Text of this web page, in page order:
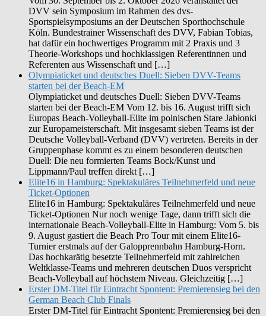
DVV sein Symposium im Rahmen des dvs-
Sportspielsymposiums an der Deutschen Sporthochschule
Köln. Bundestrainer Wissenschaft des DVV, Fabian Tobias,
hat dafür ein hochwertiges Programm mit 2 Praxis und 3
Theorie-Workshops und hochklassigen Referentinnen und
Referenten aus Wissenschaft und […]
Olympiaticket und deutsches Duell: Sieben DVV-Teams
starten bei der Beach-EM
Olympiaticket und deutsches Duell: Sieben DVV-Teams
starten bei der Beach-EM Vom 12. bis 16. August trifft sich
Europas Beach-Volleyball-Elite im polnischen Stare Jabłonki
zur Europameisterschaft. Mit insgesamt sieben Teams ist der
Deutsche Volleyball-Verband (DVV) vertreten. Bereits in der
Gruppenphase kommt es zu einem besonderen deutschen
Duell: Die neu formierten Teams Bock/Kunst und
Lippmann/Paul treffen direkt […]
Elite16 in Hamburg: Spektakuläres Teilnehmerfeld und neue
Ticket-Optionen
Elite16 in Hamburg: Spektakuläres Teilnehmerfeld und neue
Ticket-Optionen Nur noch wenige Tage, dann trifft sich die
internationale Beach-Volleyball-Elite in Hamburg: Vom 5. bis
9. August gastiert die Beach Pro Tour mit einem Elite16-
Turnier erstmals auf der Galopprennbahn Hamburg-Horn.
Das hochkarätig besetzte Teilnehmerfeld mit zahlreichen
Weltklasse-Teams und mehreren deutschen Duos verspricht
Beach-Volleyball auf höchstem Niveau. Gleichzeitig […]
Erster DM-Titel für Eintracht Spontent: Premierensieg bei den
German Beach Club Finals
Erster DM-Titel für Eintracht Spontent: Premierensieg bei den